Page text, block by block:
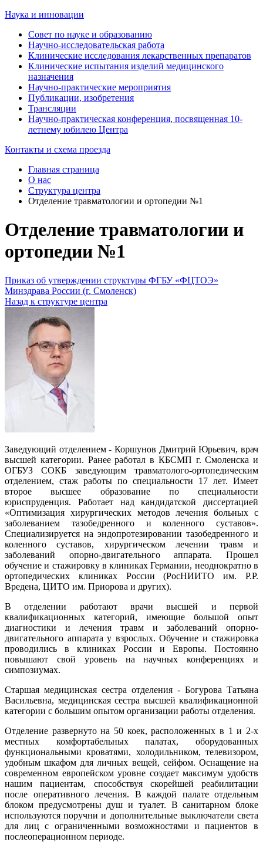
Наука и инновации
Совет по науке и образованию
Научно-исследовательская работа
Клинические исследования лекарственных препаратов
Клинические испытания изделий медицинского
назначения
Научно-практические мероприятия
Публикации, изобретения
Трансляции
Научно-практическая конференция, посвященная 10-
летнему юбилею Центра
Контакты и схема проезда
Главная страница
О нас
Структура центра
Отделение травматологии и ортопедии №1
Отделение травматологии и
ортопедии №1
Приказ об утверждении структуры ФГБУ «ФЦТОЭ»
Минздрава России (г. Смоленск)
Назад к структуре центра
Заведующий отделением - Коршунов Дмитрий Юрьевич, врач
высшей категории. Ранее работал в КБСМП г. Смоленска и
ОГБУЗ СОКБ заведующим травматолого-ортопедическим
отделением, стаж работы по специальности 17 лет. Имеет
второе высшее образование по специальности
юриспруденция. Работает над кандидатской диссертацией
«Оптимизация хирургических методов лечения больных с
заболеванием тазобедренного и коленного суставов».
Специализируется на эндопротезировании тазобедренного и
коленного суставов, хирургическом лечении травм и
заболеваний опорно-двигательного аппарата. Прошел
обучение и стажировку в клиниках Германии, неоднократно в
ортопедических клиниках России (РосНИИТО им. Р.Р.
Вредена, ЦИТО им. Приорова и других).
В отделении работают врачи высшей и первой
квалификационных категорий, имеющие большой опыт
диагностики и лечения травм и заболеваний опорно-
двигательного аппарата у взрослых. Обучение и стажировка
проводились в клиниках России и Европы. Постоянно
повышают свой уровень на научных конференциях и
симпозиумах.
Старшая медицинская сестра отделения - Богурова Татьяна
Васильевна, медицинская сестра высшей квалификационной
категории с большим опытом организации работы отделения.
Отделение развернуто на 50 коек, расположенных в 1 и 2-х
местных комфортабельных палатах, оборудованных
функциональными кроватями, холодильником, телевизором,
удобным шкафом для личных вещей, сейфом. Оснащение на
современном европейском уровне создает максимум удобств
нашим пациентам, способствуя скорейшей реабилитации
после оперативного лечения. В каждой палате отдельным
блоком предусмотрены душ и туалет. В санитарном блоке
используются поручни и дополнительные выключатели света
для лиц с ограниченными возможностями и пациентов в
послеоперационном периоде.